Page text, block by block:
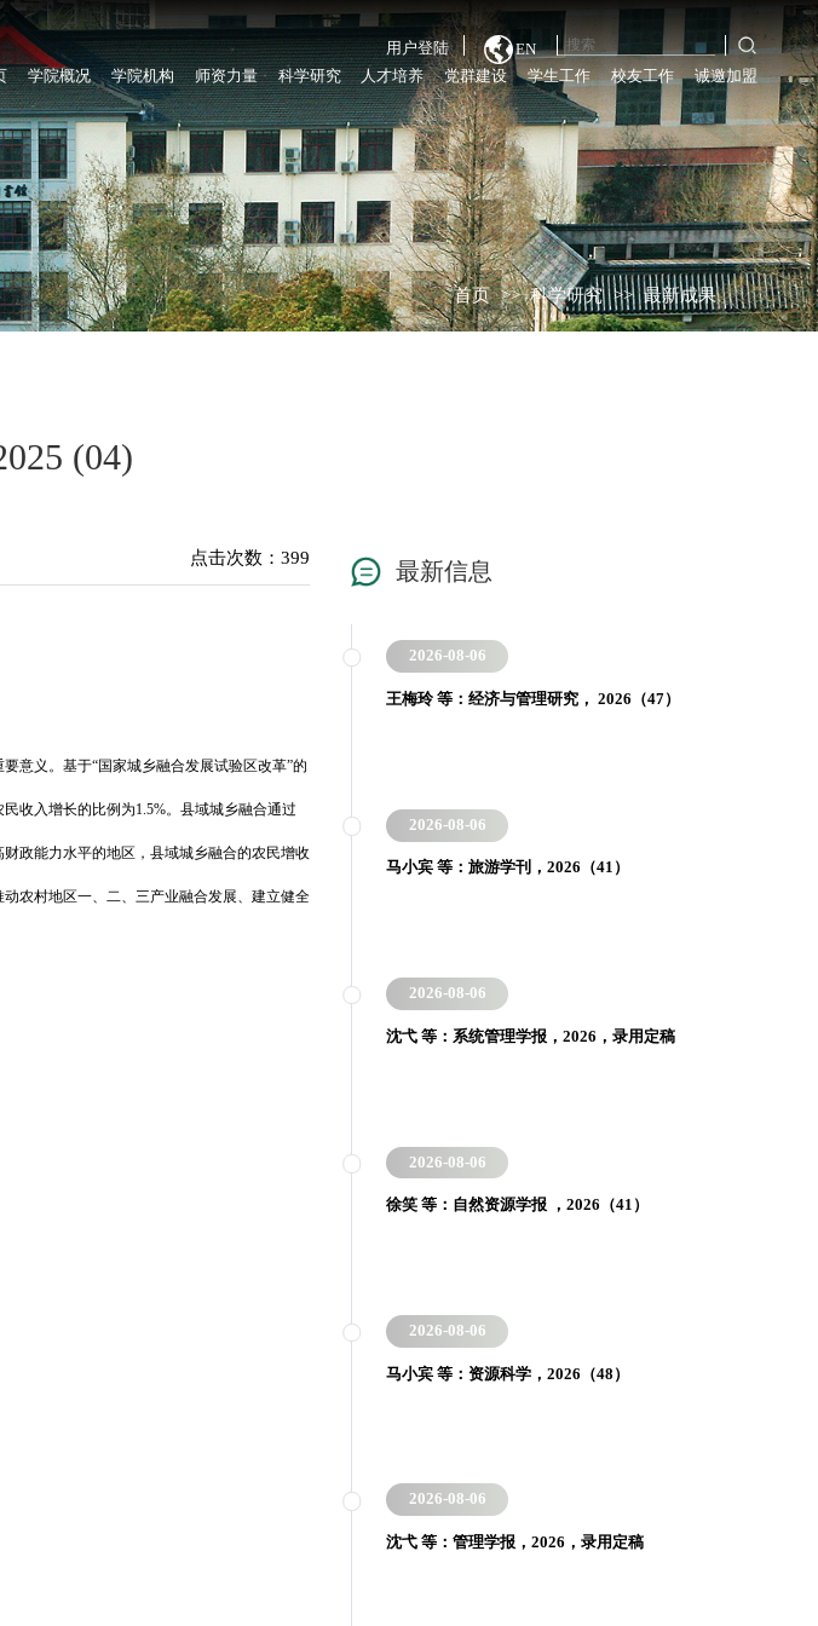
用户登陆
EN
学院概况 学院机构 师资力量 科学研究 人才培养 党群建设 学生工作 校友工作 诚邀加盟
首页 >> 科学研究 >> 最新成果
(04)
点击次数：399
意义。基于“国家城乡融合发展试验区改革”的
收入增长的比例为1.5%。县域城乡融合通过
政能力水平的地区，县域城乡融合的农民增收
农村地区一、二、三产业融合发展、建立健全
最新信息
2026-08-06
王梅玲 等：经济与管理研究， 2026（47）
2026-08-06
马小宾 等：旅游学刊，2026（41）
2026-08-06
沈弋 等：系统管理学报，2026，录用定稿
2026-08-06
徐笑 等：自然资源学报 ，2026（41）
2026-08-06
马小宾 等：资源科学，2026（48）
2026-08-06
沈弋 等：管理学报，2026，录用定稿